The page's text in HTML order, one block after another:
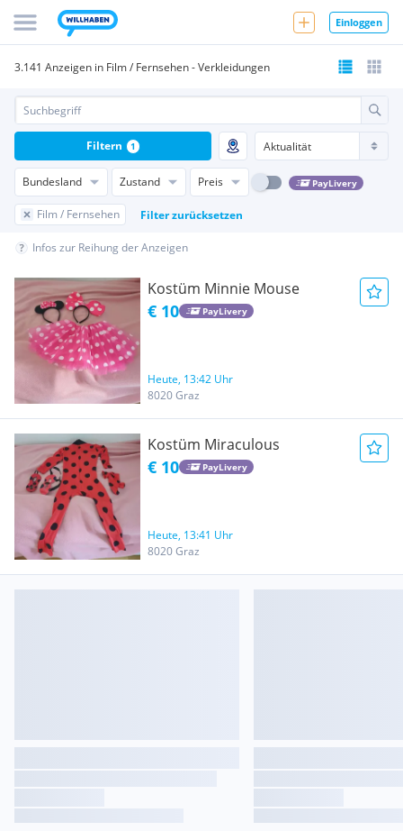
Einloggen
3.141 Anzeigen in Film / Fernsehen - Verkleidungen
Bundesland Zustand Preis PayLivery
Film / Fernsehen Filter zurücksetzen
Filtern 1
Infos zur Reihung der Anzeigen
Kostüm Minnie Mouse
€ 10 PayLivery
Heute, 13:42 Uhr
8020 Graz
Kostüm Miraculous
€ 10 PayLivery
Heute, 13:41 Uhr
8020 Graz